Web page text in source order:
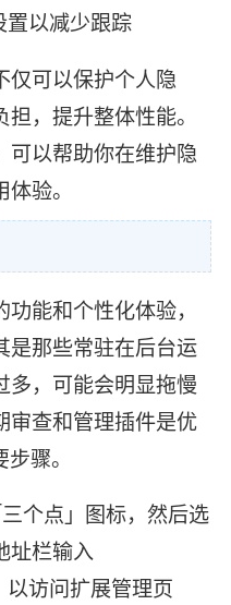
以减少跟踪
仅可以保护个人隐
，提升整体性能。
可以帮助你在维护隐
验。
能和个性化体验，
是那些常驻在后台运
多，可能会明显拖慢
审查和管理插件是优
骤。
个点」图标，然后选
址栏输入
以访问扩展管理页